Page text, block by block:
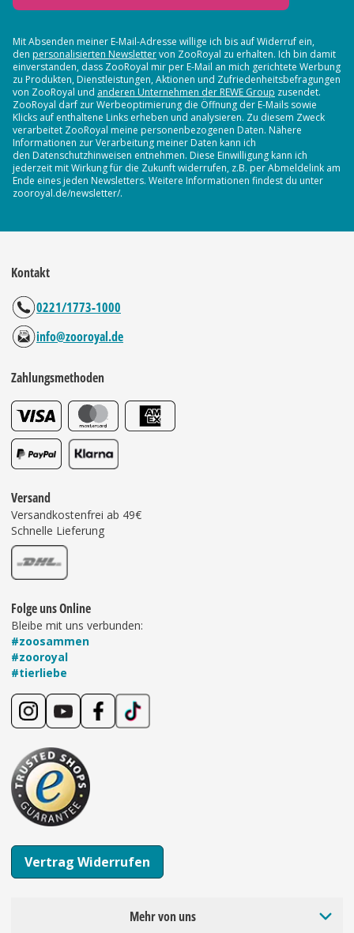
Mit Absenden meiner E-Mail-Adresse willige ich bis auf Widerruf ein,
den personalisierten Newslettervon ZooRoyal zu erhalten. Ich bin damit
einverstanden, dass ZooRoyal mir per E-Mail an mich gerichtete Werbung
zu Produkten, Dienstleistungen, Aktionen und Zufriedenheitsbefragungen
von ZooRoyal und anderen Unternehmen der REWE Group zusendet.
ZooRoyal darf zur Werbeoptimierung die Öffnung der E-Mails sowie
Klicks auf enthaltene Links erheben und analysieren. Zu diesem Zweck
verarbeitet ZooRoyal meine personenbezogenen Daten. Nähere
Informationen zur Verarbeitung meiner Daten kann ich
den Datenschutzhinweisen entnehmen. Diese Einwilligung kann ich
jederzeit mit Wirkung für die Zukunft widerrufen, z.B. per Abmeldelink am
Ende eines jeden Newsletters. Weitere Informationen findest du unter
zooroyal.de/newsletter/.
Kontakt
0221/1773-1000
info@zooroyal.de
Zahlungsmethoden
Versand
Versandkostenfrei ab 49€
Schnelle Lieferung
Folge uns Online
Bleibe mit uns verbunden:
#zoosammen
#zooroyal
#tierliebe
Vertrag Widerrufen
Mehr von uns